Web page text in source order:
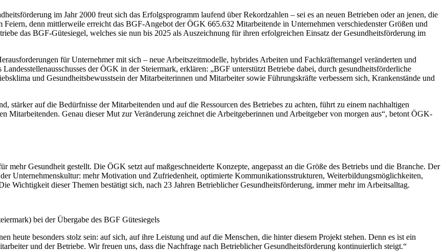
im Jahr 2000 freut sich das Erfolgsprogramm laufend über Rekordzahlen – sei es an neuen Betrieben oder an jenen, die
denn mittlerweile erreicht das BGF-Angebot der ÖGK 665.632 Mitarbeitende in Unternehmen verschiedenster Größen und
das BGF-Gütesiegel, welches sie nun bis 2025 als Auszeichnung für ihren erfolgreichen Einsatz der Gesundheitsförderung im
für Unternehmer mit sich – neue Arbeitszeitmodelle, hybrides Arbeiten und Fachkräftemangel veränderten und
der ÖGK in der Steiermark, erklären: „BGF unterstützt Betriebe dabei, durch gesundheitsförderliche
und Gesundheitsbewusstsein der Mitarbeiterinnen und Mitarbeiter sowie Führungskräfte verbessern sich, Krankenstände und
stärker auf die Bedürfnisse der Mitarbeitenden und auf die Ressourcen des Betriebes zu achten, führt zu einem nachhaltigen
Mitarbeitenden. Genau dieser Mut zur Veränderung zeichnet die Arbeitgeberinnen und Arbeitgeber von morgen aus“, betont ÖGK-
mehr Gesundheit gestellt. Die ÖGK setzt auf maßgeschneiderte Konzepte, angepasst an die Größe des Betriebs und die Branche. Der
Unternehmenskultur: mehr Motivation und Zufriedenheit, optimierte Kommunikationsstrukturen, Weiterbildungsmöglichkeiten,
Wichtigkeit dieser Themen bestätigt sich, nach 23 Jahren Betrieblicher Gesundheitsförderung, immer mehr im Arbeitsalltag.
bei der Übergabe des BGF Gütesiegels
heute besonders stolz sein: auf sich, auf ihre Leistung und auf die Menschen, die hinter diesem Projekt stehen. Denn es ist ein
und der Betriebe. Wir freuen uns, dass die Nachfrage nach Betrieblicher Gesundheitsförderung kontinuierlich steigt.“